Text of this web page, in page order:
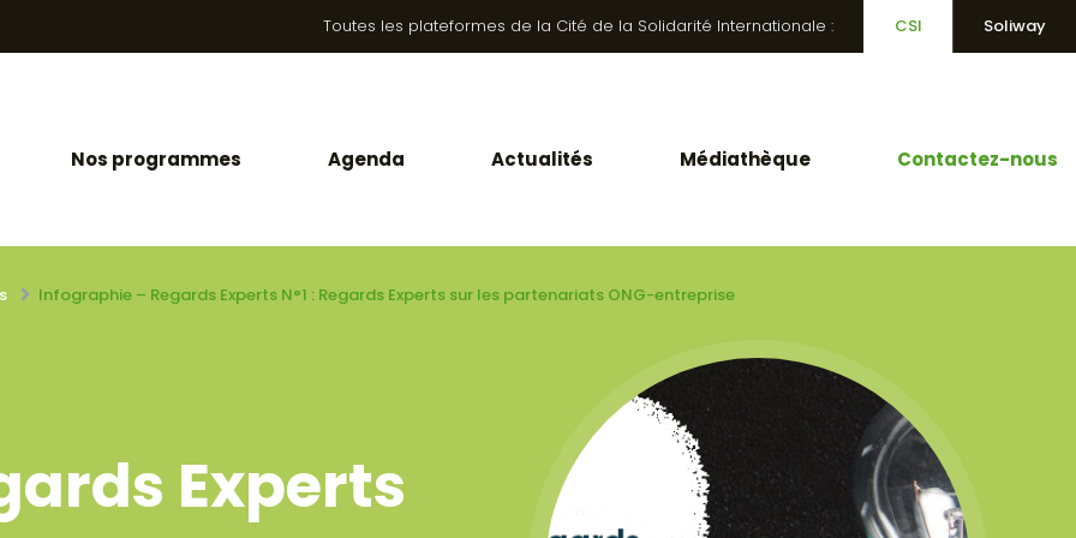
Toutes les plateformes de la Cité de la Solidarité Internationale : CSI Soliway
Nos programmes Agenda Actualités Médiathèque Contactez-nous
Infographie – Regards Experts N°1 : Regards Experts sur les partenariats ONG-entreprise
Experts